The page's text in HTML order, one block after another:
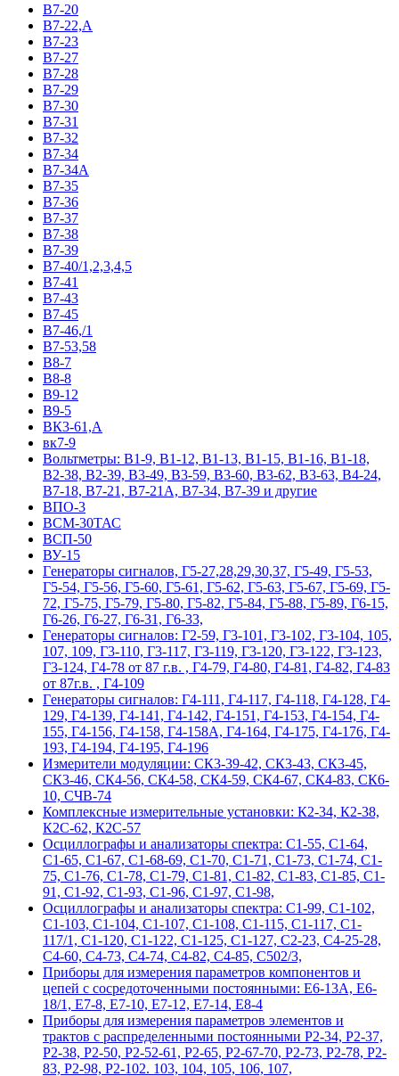
В7-20
В7-22,А
В7-23
В7-27
В7-28
В7-29
В7-30
В7-31
В7-32
В7-34
В7-34А
В7-35
В7-36
В7-37
В7-38
В7-39
В7-40/1,2,3,4,5
В7-41
В7-43
В7-45
В7-46,/1
В7-53,58
В8-7
В8-8
В9-12
В9-5
ВК3-61,А
вк7-9
Вольтметры: В1-9, В1-12, В1-13, В1-15, В1-16, В1-18,
В2-38, В2-39, В3-49, В3-59, В3-60, В3-62, В3-63, В4-24,
В7-18, В7-21, В7-21А, В7-34, В7-39 и другие
ВПО-3
ВСМ-30ТАС
ВСП-50
ВУ-15
Гeнepaтopы cигнaлoв, Г5-27,28,29,30,37, Г5-49, Г5-53,
Г5-54, Г5-56, Г5-60, Г5-61, Г5-62, Г5-63, Г5-67, Г5-69, Г5-
72, Г5-75, Г5-79, Г5-80, Г5-82, Г5-84, Г5-88, Г5-89, Г6-15,
Г6-26, Г6-27, Г6-31, Г6-33,
Гeнepaтopы cигнaлoв: Г2-59, Г3-101, Г3-102, Г3-104, 105,
107, 109, Г3-110, Г3-117, Г3-119, Г3-120, Г3-122, Г3-123,
Г3-124, Г4-78 от 87 г.в. , Г4-79, Г4-80, Г4-81, Г4-82, Г4-83
от 87г.в. , Г4-109
Гeнepaтopы cигнaлoв: Г4-111, Г4-117, Г4-118, Г4-128, Г4-
129, Г4-139, Г4-141, Г4-142, Г4-151, Г4-153, Г4-154, Г4-
155, Г4-156, Г4-158, Г4-158А, Г4-164, Г4-175, Г4-176, Г4-
193, Г4-194, Г4-195, Г4-196
Измерители модуляции: СК3-39-42, СК3-43, СК3-45,
СК3-46, СК4-56, СК4-58, СК4-59, СК4-67, СК4-83, СК6-
10, СЧВ-74
Комплексные измерительные установки: К2-34, К2-38,
К2С-62, К2С-57
Осциллографы и анализаторы спектра: С1-55, С1-64,
С1-65, С1-67, С1-68-69, С1-70, С1-71, С1-73, С1-74, С1-
75, С1-76, С1-78, С1-79, С1-81, С1-82, С1-83, С1-85, С1-
91, С1-92, С1-93, С1-96, С1-97, С1-98,
Осциллографы и анализаторы спектра: С1-99, С1-102,
С1-103, С1-104, С1-107, С1-108, С1-115, С1-117, С1-
117/1, С1-120, С1-122, С1-125, С1-127, С2-23, С4-25-28,
С4-60, С4-73, С4-74, С4-82, С4-85, С502/3,
Приборы для измерения параметров компонентов и
цепей с сосредоточенными постоянными: Е6-13А, Е6-
18/1, Е7-8, Е7-10, Е7-12, Е7-14, Е8-4
Приборы для измерения параметров элементов и
трактов с распределенными постоянными Р2-34, Р2-37,
Р2-38, Р2-50, Р2-52-61, Р2-65, Р2-67-70, Р2-73, Р2-78, Р2-
83, Р2-98, Р2-102. 103, 104, 105, 106, 107,